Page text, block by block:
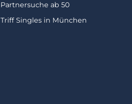
Partnersuche ab 50
Triff Singles in München